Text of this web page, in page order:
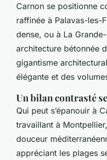
Carnon se positionne
raffinée à Palavas-les-
dense, ou à La
architecture bétonnée
gigantisme
élégante et des
Un bilan contrasté
Qui peut s’épanouir à
travaillant à
douceur
appréciant les plages